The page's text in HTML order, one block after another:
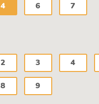
4 6 7
2 3 4
8 9